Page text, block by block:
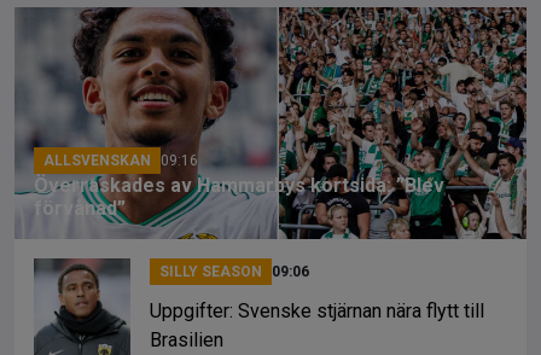
b
o
k
a
d
s
Li
n
k
ALLSVENSKAN 09:16
Överraskades av Hammarbys kortsida: ”Blev
förvånad”
SILLY SEASON 09:06
Uppgifter: Svenske stjärnan nära flytt till
Brasilien